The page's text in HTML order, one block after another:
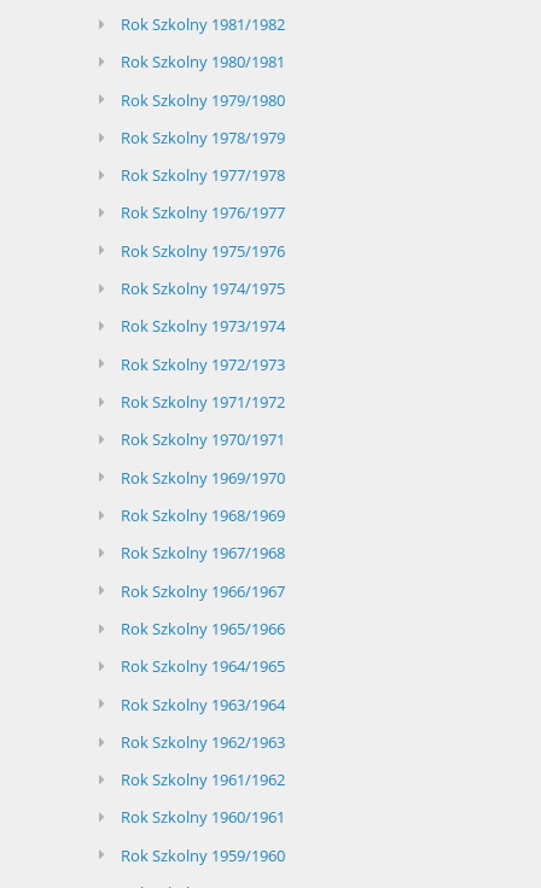
Rok Szkolny 1981/1982
Rok Szkolny 1980/1981
Rok Szkolny 1979/1980
Rok Szkolny 1978/1979
Rok Szkolny 1977/1978
Rok Szkolny 1976/1977
Rok Szkolny 1975/1976
Rok Szkolny 1974/1975
Rok Szkolny 1973/1974
Rok Szkolny 1972/1973
Rok Szkolny 1971/1972
Rok Szkolny 1970/1971
Rok Szkolny 1969/1970
Rok Szkolny 1968/1969
Rok Szkolny 1967/1968
Rok Szkolny 1966/1967
Rok Szkolny 1965/1966
Rok Szkolny 1964/1965
Rok Szkolny 1963/1964
Rok Szkolny 1962/1963
Rok Szkolny 1961/1962
Rok Szkolny 1960/1961
Rok Szkolny 1959/1960